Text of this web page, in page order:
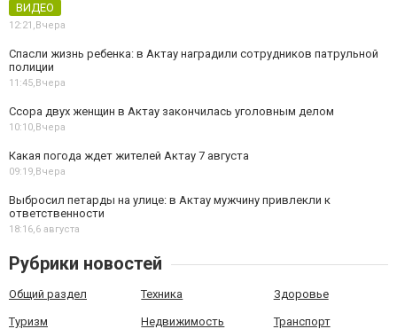
ВИДЕО
12:21,Вчера
Спасли жизнь ребенка: в Актау наградили сотрудников патрульной
полиции
11:45,Вчера
Ссора двух женщин в Актау закончилась уголовным делом
10:10,Вчера
Какая погода ждет жителей Актау 7 августа
09:19,Вчера
Выбросил петарды на улице: в Актау мужчину привлекли к
ответственности
18:16,6 августа
Рубрики новостей
Общий раздел Техника Здоровье
Туризм Недвижимость Транспорт